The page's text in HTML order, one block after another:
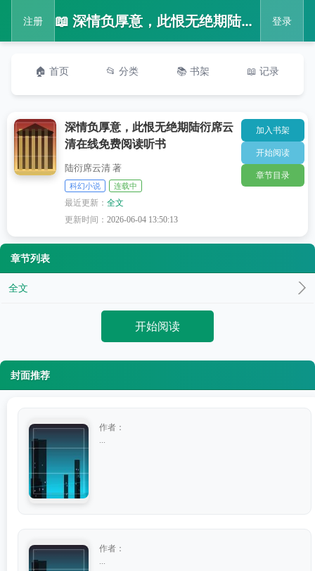
注册 📖 深情负厚意，此恨无绝期陆衍席云清在线免费阅读听书 登录
🏠 首页 📂 分类 📚 书架 📖 记录
深情负厚意，此恨无绝期陆衍席云
清在线免费阅读听书
陆衍席云清 著
科幻小说 连载中
最近更新：全文
更新时间：2026-06-04 13:50:13
加入书架
开始阅读
章节目录
章节列表
全文
开始阅读
封面推荐
作者：
作者：